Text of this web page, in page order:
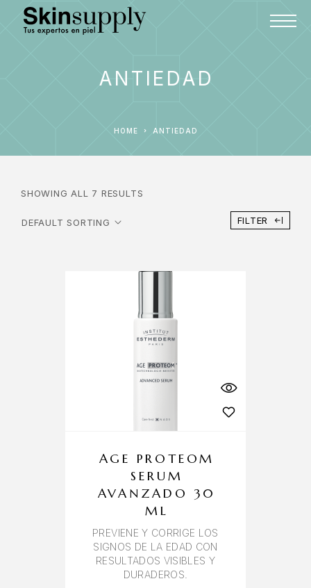
ANTIEDAD
HOME ANTIEDAD
SHOWING ALL 7 RESULTS
FILTER
AGE PROTEOM
SERUM
AVANZADO 30
ML
PREVIENE Y CORRIGE LOS
SIGNOS DE LA EDAD CON
RESULTADOS VISIBLES Y
DURADEROS.